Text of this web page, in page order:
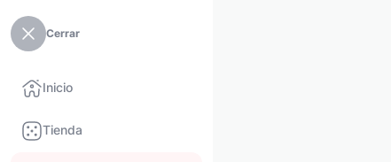
Cerrar
Inicio
Tienda